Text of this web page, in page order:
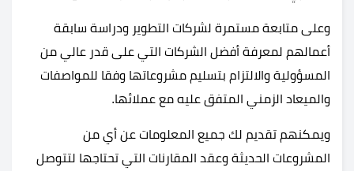
وعلى متابعة مستمرة لشركات التطوير ودراسة سابقة
أعمالهم لمعرفة أفضل الشركات التي على قدر عالي من
المسؤولية والالتزام بتسليم مشروعاتها وفقا للمواصفات
والميعاد الزمني المتفق عليه مع عملائها.
ويمكنهم تقديم لك جميع المعلومات عن أي من
المشروعات الحديثة وعقد المقارنات التي تحتاجها لتتوصل